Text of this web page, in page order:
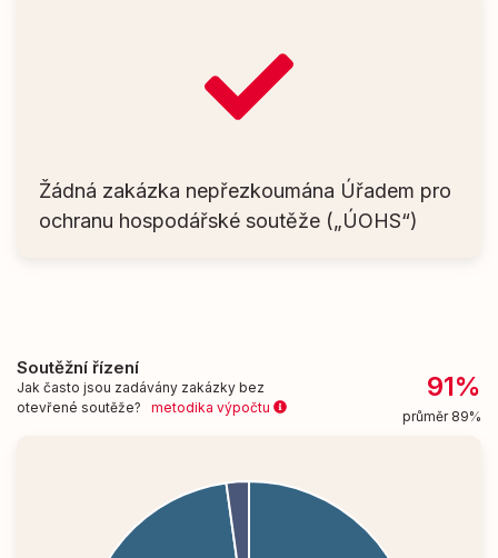
Žádná zakázka nepřezkoumána Úřadem pro
ochranu hospodářské soutěže („ÚOHS“)
Soutěžní řízení
Jak často jsou zadávány zakázky bez
otevřené soutěže? metodika výpočtu
91%
průměr 89%